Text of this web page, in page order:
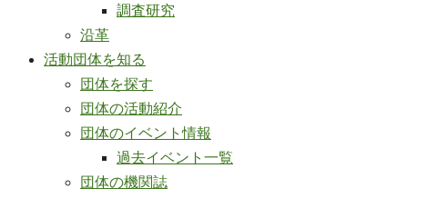
調査研究
沿革
活動団体を知る
団体を探す
団体の活動紹介
団体のイベント情報
過去イベント一覧
団体の機関誌